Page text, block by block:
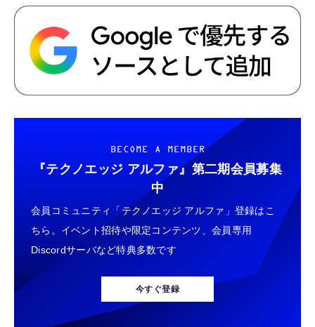
BECOME A MEMBER
『テクノエッジ アルファ』 第二期会員募集
中
会員コミュニティ「テクノエッジ アルファ」登録はこ
ちら。イベント招待や限定コンテンツ、会員専用
Discordサーバなど特典多数です
今すぐ登録